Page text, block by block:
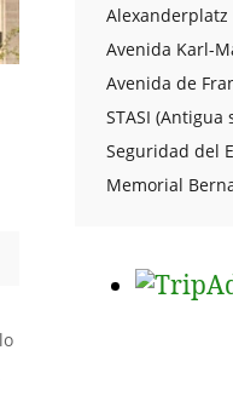
Alexanderplatz
Avenida Karl-
Avenida de
STASI
Seguridad del
Memorial